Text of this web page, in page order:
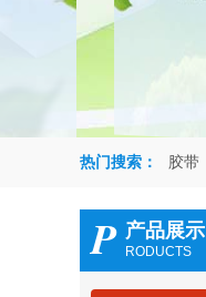
热门搜索： 胶带
P 产品展示
RODUCTS